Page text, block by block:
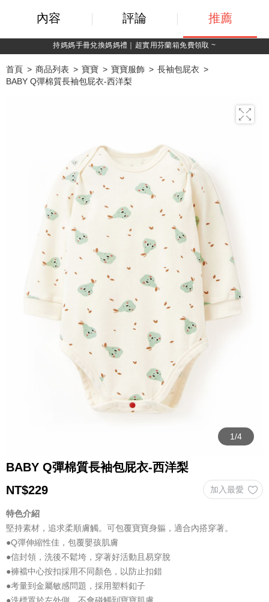
綁定LINE好友，500購物金立即折！
首頁 商品列表 寶寶 寶寶服飾
長袖包屁衣
BABY Q彈棉質長袖包屁衣-西洋梨
BABY Q彈棉質長袖包屁衣-西洋梨
NT$229
特色介紹
堅持素材，追求柔順膚觸。可包覆寶寶身軀，適合內搭穿著。
●Q彈伸縮性佳，包覆嬰孩肌膚
●信封領，洗後不鬆垮，穿著好活動且易穿脫
●褲襠中心按扣採用不同顏色，以防止扣錯
●考量到金屬敏感問題，採用塑料釦子
內容 評論 推薦